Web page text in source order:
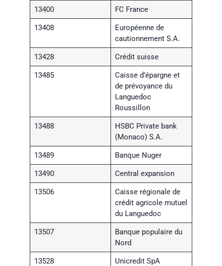
13400 FC France
13408
Européenne de
cautionnement S.A.
13428 Crédit suisse
13485
Caisse d’épargne et
de prévoyance du
Languedoc
Roussillon
13488
HSBC Private bank
(Monaco) S.A.
13489 Banque Nuger
13490 Central expansion
13506
Caisse régionale de
crédit agricole mutuel
du Languedoc
13507
Banque populaire du
Nord
13528 Unicredit SpA